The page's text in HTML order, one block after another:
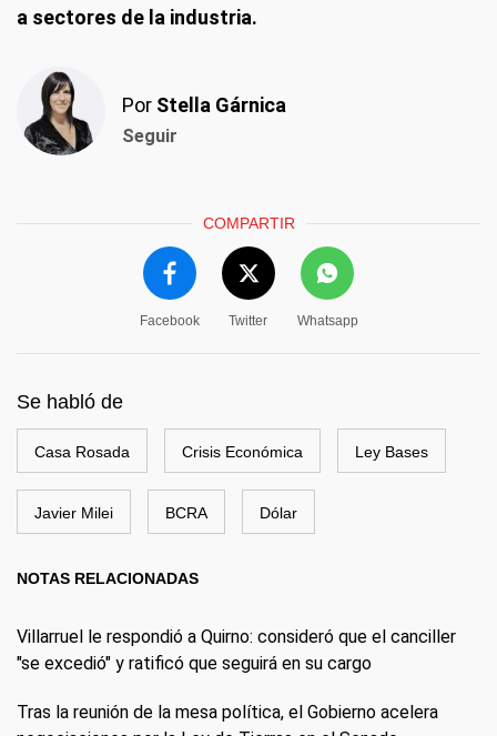
a sectores de la industria.
Por Stella Gárnica
Seguir
COMPARTIR
Facebook Twitter Whatsapp
Se habló de
Casa Rosada Crisis Económica Ley Bases
Javier Milei BCRA Dólar
NOTAS RELACIONADAS
Villarruel le respondió a Quirno: consideró que el canciller
"se excedió" y ratificó que seguirá en su cargo
Tras la reunión de la mesa política, el Gobierno acelera